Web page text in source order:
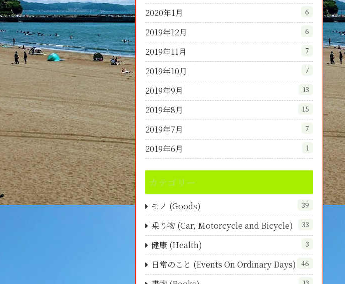
2020年1月 6
2019年12月 6
2019年11月 7
2019年10月 7
2019年9月 13
2019年8月 15
2019年7月 7
2019年6月 1
カテゴリー
モノ (Goods) 39
乗り物 (Car, Motorcycle and Bicycle) 33
健康 (Health) 3
日常のこと (Events On Ordinary Days) 46